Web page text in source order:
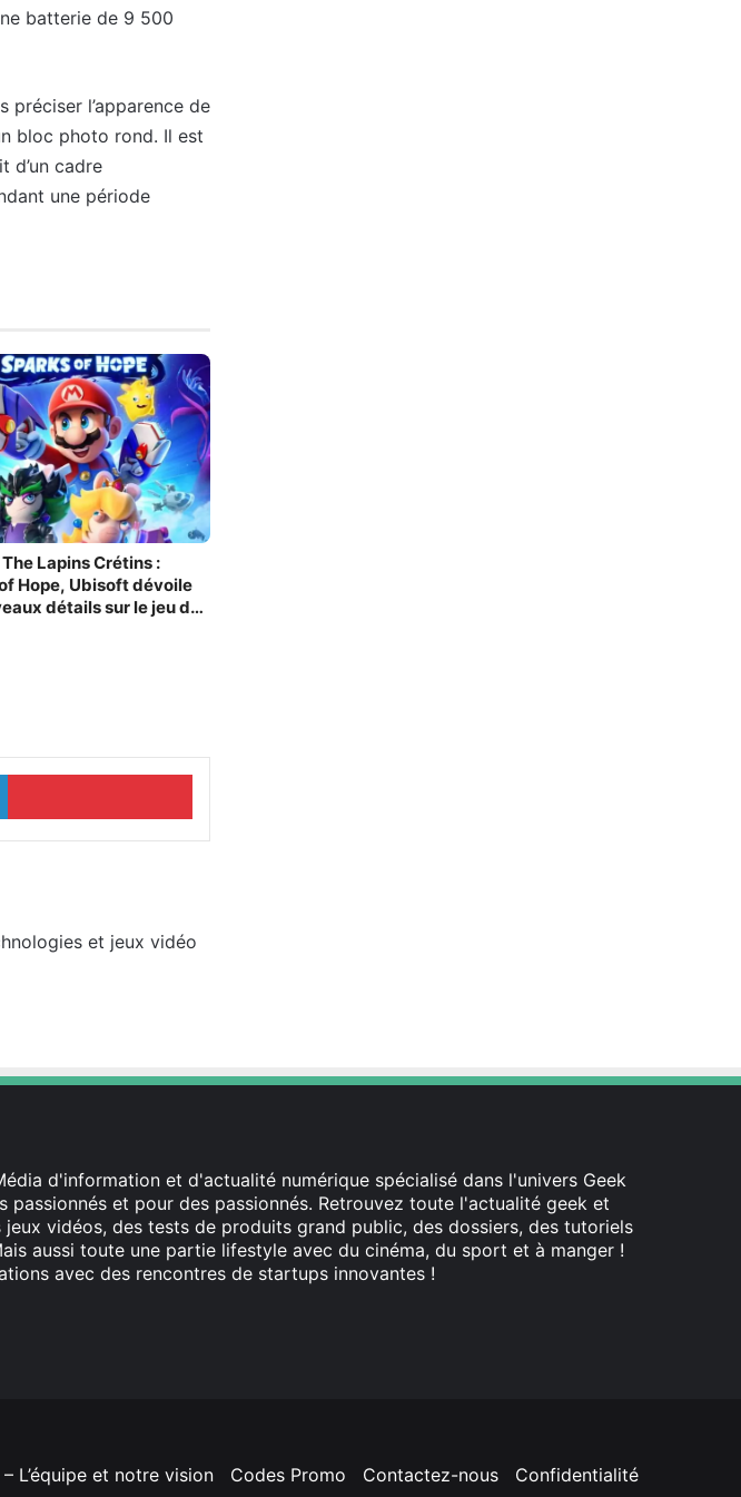
batterie de 9 500
préciser l’apparence de
bloc photo rond. Il est
d’un cadre
une période
Lapins Crétins :
Hope, Ubisoft dévoile
détails sur le jeu de
Linkedin Pinterest
et jeux vidéo
d'information et d'actualité numérique spécialisé dans l'univers Geek
passionnés et pour des passionnés. Retrouvez toute l'actualité geek et
jeux vidéos, des tests de produits grand public, des dossiers, des tutoriels
aussi toute une partie lifestyle avec du cinéma, du sport et à manger !
avec des rencontres de startups innovantes !
L’équipe et notre vision Codes Promo Contactez-nous Confidentialité